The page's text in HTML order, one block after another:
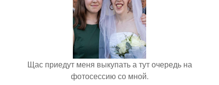
Щас приедут меня выкупать а тут очередь на
фотосессию со мной.